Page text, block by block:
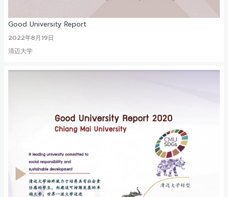
Good University Report
2022年8月19日
清迈大学